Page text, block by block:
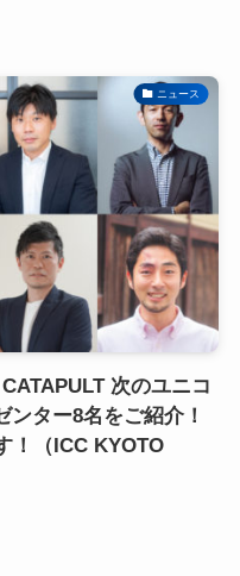
ニュース
次のユニコ
ター8名をご紹介！
！（ICC KYOTO